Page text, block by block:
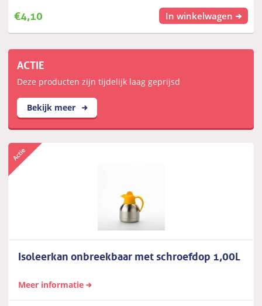
€4,10 In winkelwagen
ACTIE
Deze producten zijn tijdelijk laag geprijsd
Bekijk meer
Isoleerkan onbreekbaar met schroefdop 1,00L
Meer informatie